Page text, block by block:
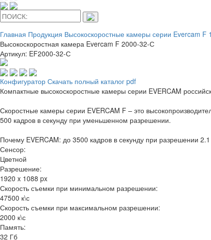
Главная Продукция Высокоскоростные камеры серии Evercam F
Высокоскоростная камера Evercam F 2000-32-С
Артикул: EF2000-32-С
Конфигуратор Скачать полный каталог pdf
Компактные высокоскоростные камеры серии EVERCAM
Скоростные камеры серии EVERCAM F – это
500 кадров в секунду при уменьшенном разрешении.
Почему EVERCAM: до 3500 кадров в секунду при разрешении
Сенсор:
Цветной
Разрешение:
1920 x 1088 px
Скорость съемки при минимальном разрешении:
47500 к\с
Скорость съемки при максимальном разрешении:
2000 к\с
Память:
32 Гб